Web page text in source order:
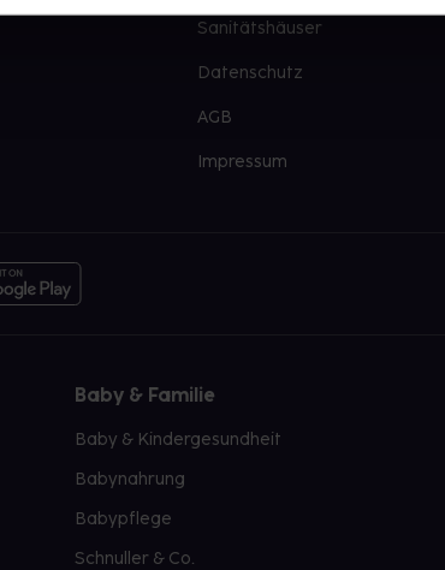
Sanitätshäuser
Datenschutz
AGB
Impressum
Baby & Familie
Baby & Kindergesundheit
Babynahrung
Babypflege
Schnuller & Co.